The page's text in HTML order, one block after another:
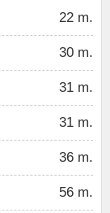
22 m.
30 m.
31 m.
31 m.
36 m.
56 m.